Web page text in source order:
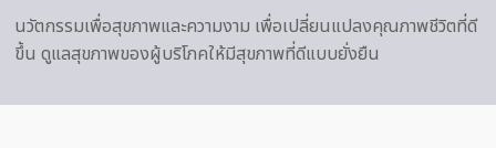
นวัตกรรมเพื่อสุขภาพและความงาม เพื่อเปลี่ยนแปลงคุณภาพชีวิตที่ดี
ขึ้น ดูแลสุขภาพของผู้บริโภคให้มีสุขภาพที่ดีแบบยั่งยืน